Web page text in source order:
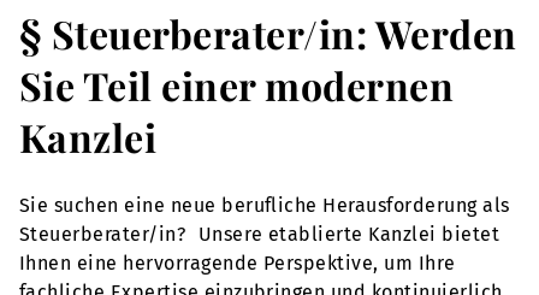
§ Steuerberater/in: Werden
Sie Teil einer modernen
Kanzlei
Sie suchen eine neue berufliche Herausforderung als
Steuerberater/in? Unsere etablierte Kanzlei bietet
Ihnen eine hervorragende Perspektive, um Ihre